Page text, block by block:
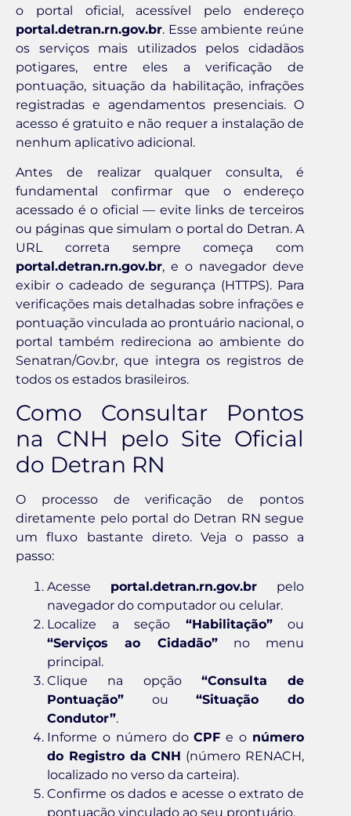
o portal oficial, acessível pelo endereço
portal.detran.rn.gov.br. Esse ambiente reúne
os serviços mais utilizados pelos cidadãos
potigares, entre eles a verificação de
pontuação, situação da habilitação, infrações
registradas e agendamentos presenciais. O
acesso é gratuito e não requer a instalação de
nenhum aplicativo adicional.
Antes de realizar qualquer consulta, é
fundamental confirmar que o endereço
acessado é o oficial — evite links de terceiros
ou páginas que simulam o portal do Detran. A
URL correta sempre começa com
portal.detran.rn.gov.br, e o navegador deve
exibir o cadeado de segurança (HTTPS). Para
verificações mais detalhadas sobre infrações e
pontuação vinculada ao prontuário nacional, o
portal também redireciona ao ambiente do
Senatran/Gov.br, que integra os registros de
todos os estados brasileiros.
Como Consultar Pontos
na CNH pelo Site Oficial
do Detran RN
O processo de verificação de pontos
diretamente pelo portal do Detran RN segue
um fluxo bastante direto. Veja o passo a
passo:
Acesse portal.detran.rn.gov.br pelo
navegador do computador ou celular.
Localize a seção “Habilitação”ou
“Serviços ao Cidadão”no menu
principal.
Clique na opção “Consulta de
Pontuação” ou“Situação do
Condutor”.
Informe o número doCPF e o número
do Registro da CNH (número RENACH,
localizado no verso da carteira).
Confirme os dados e acesse o extrato de
pontuação vinculado ao seu prontuário.